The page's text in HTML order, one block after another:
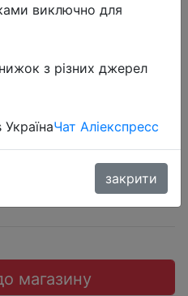
магазину
виключно для
з різних джерел
Чат Аліекспресс
закрити